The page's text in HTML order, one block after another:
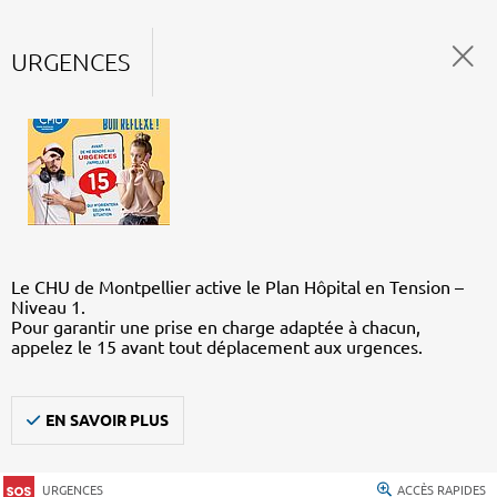
URGENCES
Le CHU de Montpellier active le Plan Hôpital en Tension –
Niveau 1.
Pour garantir une prise en charge adaptée à chacun,
appelez le 15 avant tout déplacement aux urgences.
EN SAVOIR PLUS
URGENCES ACCÈS RAPIDES